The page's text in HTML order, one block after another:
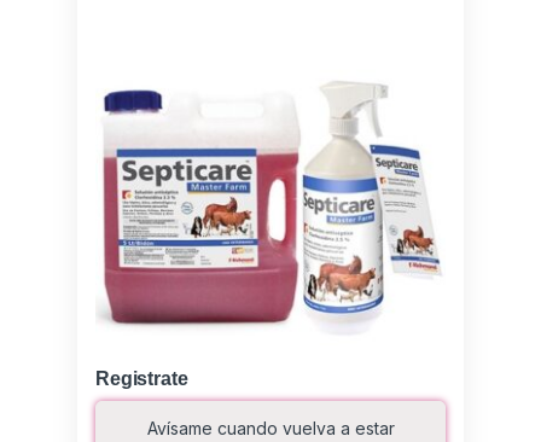
Registrate
Avísame cuando vuelva a estar